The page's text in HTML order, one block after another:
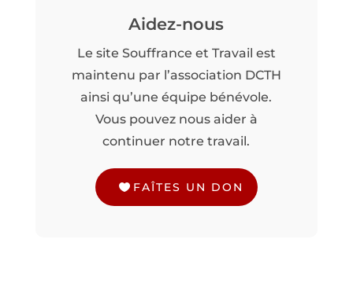
Aidez-nous
Le site Souffrance et Travail est
maintenu par l’association DCTH
ainsi qu’une équipe bénévole.
Vous pouvez nous aider à
continuer notre travail.
FAÎTES UN DON